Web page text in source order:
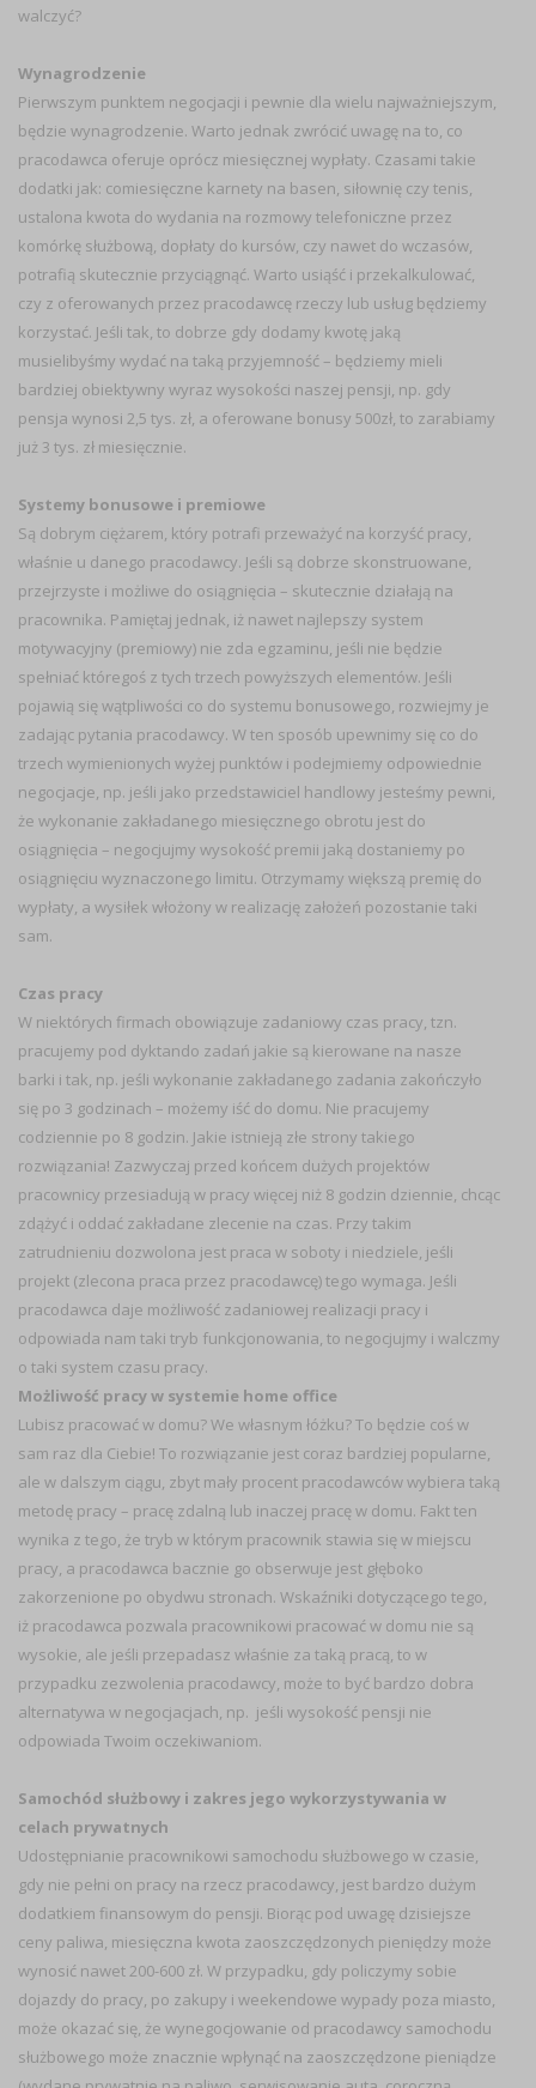
walczyć?
Wynagrodzenie
Pierwszym punktem negocjacji i pewnie dla wielu najważniejszym,
będzie wynagrodzenie. Warto jednak zwrócić uwagę na to, co
pracodawca oferuje oprócz miesięcznej wypłaty. Czasami takie
dodatki jak: comiesięczne karnety na basen, siłownię czy tenis,
ustalona kwota do wydania na rozmowy telefoniczne przez
komórkę służbową, dopłaty do kursów, czy nawet do wczasów,
potrafią skutecznie przyciągnąć. Warto usiąść i przekalkulować,
czy z oferowanych przez pracodawcę rzeczy lub usług będziemy
korzystać. Jeśli tak, to dobrze gdy dodamy kwotę jaką
musielibyśmy wydać na taką przyjemność – będziemy mieli
bardziej obiektywny wyraz wysokości naszej pensji, np. gdy
pensja wynosi 2,5 tys. zł, a oferowane bonusy 500zł, to zarabiamy
już 3 tys. zł miesięcznie.
Systemy bonusowe i premiowe
Są dobrym ciężarem, który potrafi przeważyć na korzyść pracy,
właśnie u danego pracodawcy. Jeśli są dobrze skonstruowane,
przejrzyste i możliwe do osiągnięcia – skutecznie działają na
pracownika. Pamiętaj jednak, iż nawet najlepszy system
motywacyjny (premiowy) nie zda egzaminu, jeśli nie będzie
spełniać któregoś z tych trzech powyższych elementów. Jeśli
pojawią się wątpliwości co do systemu bonusowego, rozwiejmy je
zadając pytania pracodawcy. W ten sposób upewnimy się co do
trzech wymienionych wyżej punktów i podejmiemy odpowiednie
negocjacje, np. jeśli jako przedstawiciel handlowy jesteśmy pewni,
że wykonanie zakładanego miesięcznego obrotu jest do
osiągnięcia – negocjujmy wysokość premii jaką dostaniemy po
osiągnięciu wyznaczonego limitu. Otrzymamy większą premię do
wypłaty, a wysiłek włożony w realizację założeń pozostanie taki
sam.
Czas pracy
W niektórych firmach obowiązuje zadaniowy czas pracy, tzn.
pracujemy pod dyktando zadań jakie są kierowane na nasze
barki i tak, np. jeśli wykonanie zakładanego zadania zakończyło
się po 3 godzinach – możemy iść do domu. Nie pracujemy
codziennie po 8 godzin. Jakie istnieją złe strony takiego
rozwiązania! Zazwyczaj przed końcem dużych projektów
pracownicy przesiadują w pracy więcej niż 8 godzin dziennie, chcąc
zdążyć i oddać zakładane zlecenie na czas. Przy takim
zatrudnieniu dozwolona jest praca w soboty i niedziele, jeśli
projekt (zlecona praca przez pracodawcę) tego wymaga. Jeśli
pracodawca daje możliwość zadaniowej realizacji pracy i
odpowiada nam taki tryb funkcjonowania, to negocjujmy i walczmy
o taki system czasu pracy.
Możliwość pracy w systemie home office
Lubisz pracować w domu? We własnym łóżku? To będzie coś w
sam raz dla Ciebie! To rozwiązanie jest coraz bardziej popularne,
ale w dalszym ciągu, zbyt mały procent pracodawców wybiera taką
metodę pracy – pracę zdalną lub inaczej pracę w domu. Fakt ten
wynika z tego, że tryb w którym pracownik stawia się w miejscu
pracy, a pracodawca bacznie go obserwuje jest głęboko
zakorzenione po obydwu stronach. Wskaźniki dotyczącego tego,
iż pracodawca pozwala pracownikowi pracować w domu nie są
wysokie, ale jeśli przepadasz właśnie za taką pracą, to w
przypadku zezwolenia pracodawcy, może to być bardzo dobra
alternatywa w negocjacjach, np. jeśli wysokość pensji nie
odpowiada Twoim oczekiwaniom.
Samochód służbowy i zakres jego wykorzystywania w
celach prywatnych
Udostępnianie pracownikowi samochodu służbowego w czasie,
gdy nie pełni on pracy na rzecz pracodawcy, jest bardzo dużym
dodatkiem finansowym do pensji. Biorąc pod uwagę dzisiejsze
ceny paliwa, miesięczna kwota zaoszczędzonych pieniędzy może
wynosić nawet 200-600 zł. W przypadku, gdy policzymy sobie
dojazdy do pracy, po zakupy i weekendowe wypady poza miasto,
może okazać się, że wynegocjowanie od pracodawcy samochodu
służbowego może znacznie wpłynąć na zaoszczędzone pieniądze